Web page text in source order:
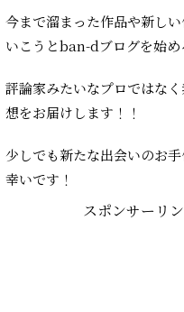
今まで溜まった作品や新し
いこうとban-dブログを始め
評論家みたいなプロではな
想をお届けします！！
少しでも新たな出会いのお
幸いです！
スポンサーリ